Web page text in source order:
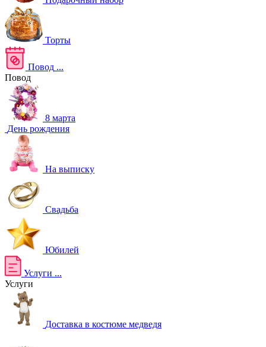
Торты
Повод ...
Повод
8 марта
День рождения
На выписку
Свадьба
Юбилей
Услуги ...
Услуги
Доставка в костюме медведя